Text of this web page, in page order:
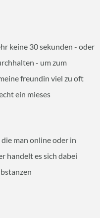
keine 30 sekunden - oder
- um zum
freundin viel zu oft
ein mieses
man online oder in
handelt es sich dabei